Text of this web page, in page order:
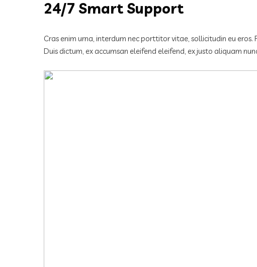
24/7 Smart Support
Cras enim urna, interdum nec porttitor vitae, sollicitudin eu
Duis dictum, ex accumsan eleifend eleifend, ex justo aliquam